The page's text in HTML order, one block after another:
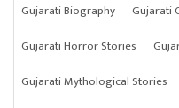
Gujarati Biography
Gujarati
Gujarati Horror Stories
Gujarati Mythological Stories